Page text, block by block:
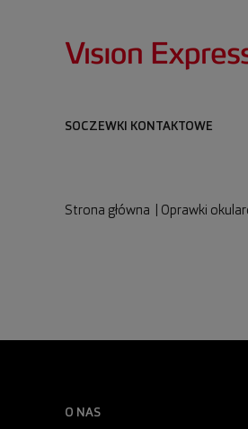
SOCZEWKI KONTAKTOWE
Strona główna Oprawki
O NAS